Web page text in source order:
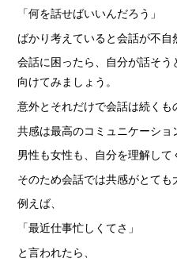
「何を話せばいいんだろう」
ばかり考えていると会話が不自
会話に困ったら、自分が話そ
向けてみましょう。
意外とそれだけで会話は続くも
共感は最高のコミュニケーショ
男性も女性も、自分を理解して
そのため会話では共感がとても
例えば、
「最近仕事忙しくてさ」
と言われたら、